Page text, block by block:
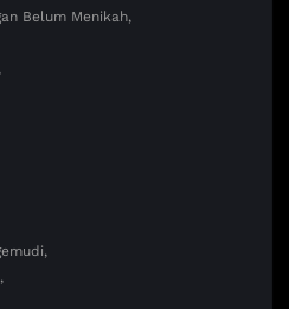
Belum Menikah,